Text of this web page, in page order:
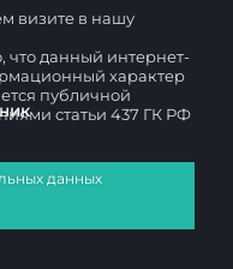
визите в нашу
что данный интернет-
характер
публичной
статьи 437 ГК РФ
данных